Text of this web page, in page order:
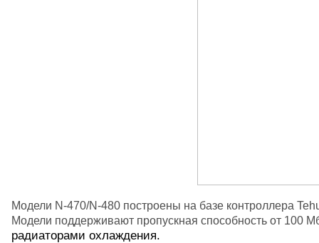
Модели N-470/N-480 построены на базе контроллера
Модели поддерживают пропускная способность от 100
радиаторами охлаждения.